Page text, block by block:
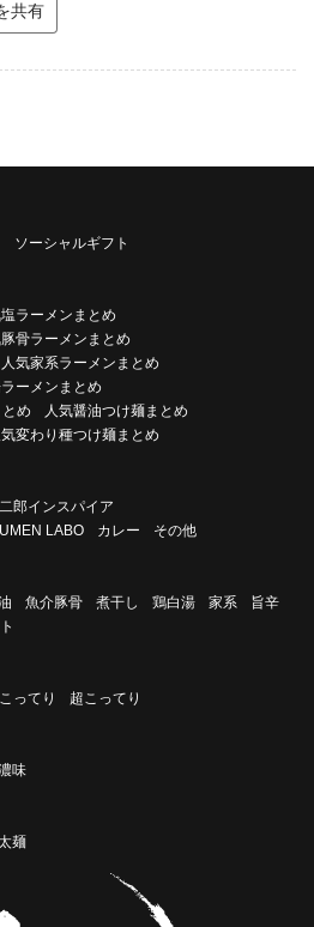
共有
ソーシャルギフト
塩ラーメンまとめ
豚骨ラーメンまとめ
人気家系ラーメンまとめ
ーメンまとめ
め
人気醤油つけ麺まとめ
気変わり種つけ麺まとめ
二郎インスパイア
LABO カレー その他
魚介豚骨 煮干し 鶏白湯 家系
旨辛
こってり 超こってり
味
麺